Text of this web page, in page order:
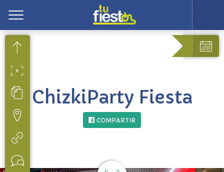
ChizkiParty Fiesta
COMPARTIR